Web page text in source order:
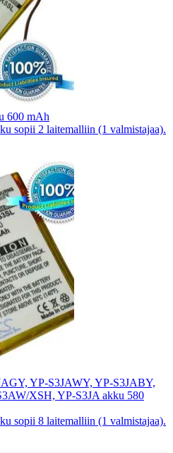
600 mAh
sopii 2 laitemalliin (1 valmistajaa).
YP-S3JAWY, YP-S3JABY,
XSH, YP-S3JA akku 580
sopii 8 laitemalliin (1 valmistajaa).